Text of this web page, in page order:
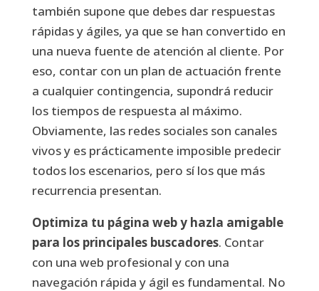
también supone que debes dar respuestas
rápidas y ágiles, ya que se han convertido en
una nueva fuente de atención al cliente. Por
eso, contar con un plan de actuación frente
a cualquier contingencia, supondrá reducir
los tiempos de respuesta al máximo.
Obviamente, las redes sociales son canales
vivos y es prácticamente imposible predecir
todos los escenarios, pero sí los que más
recurrencia presentan.
Optimiza tu página web y hazla amigable
para los principales buscadores. Contar
con una web profesional y con una
navegación rápida y ágil es fundamental. No